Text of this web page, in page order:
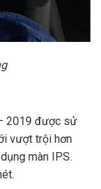
2019 được sử
vượt trội hơn
màn IPS.